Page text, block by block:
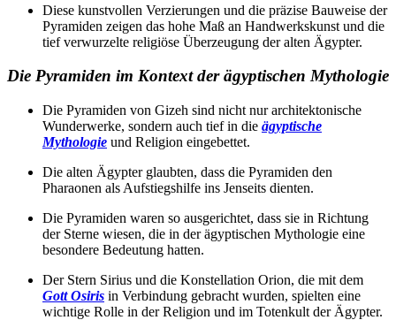
Diese kunstvollen Verzierungen und die präzise Bauweise der
Pyramiden zeigen das hohe Maß an Handwerkskunst und die
tief verwurzelte religiöse Überzeugung der alten Ägypter.
Die Pyramiden im Kontext der ägyptischen Mythologie
Die Pyramiden von Gizeh sind nicht nur architektonische
Wunderwerke, sondern auch tief in die ägyptische
Mythologie und Religion eingebettet.
Die alten Ägypter glaubten, dass die Pyramiden den
Pharaonen als Aufstiegshilfe ins Jenseits dienten.
Die Pyramiden waren so ausgerichtet, dass sie in Richtung
der Sterne wiesen, die in der ägyptischen Mythologie eine
besondere Bedeutung hatten.
Der Stern Sirius und die Konstellation Orion, die mit dem
Gott Osiris in Verbindung gebracht wurden, spielten eine
wichtige Rolle in der Religion und im Totenkult der Ägypter.